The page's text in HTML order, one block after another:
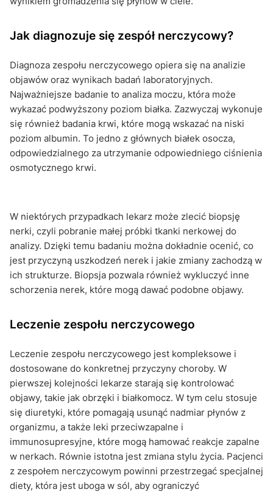
Jak diagnozuje się zespół nerczycowy?
Diagnoza zespołu nerczycowego opiera się na analizie
objawów oraz wynikach badań laboratoryjnych.
Najważniejsze badanie to analiza moczu, która może
wykazać podwyższony poziom białka. Zazwyczaj wykonuje
się również badania krwi, które mogą wskazać na niski
poziom albumin. To jedno z głównych białek osocza,
odpowiedzialnego za utrzymanie odpowiedniego ciśnienia
osmotycznego krwi.
W niektórych przypadkach lekarz może zlecić biopsję
nerki, czyli pobranie małej próbki tkanki nerkowej do
analizy. Dzięki temu badaniu można dokładnie ocenić, co
jest przyczyną uszkodzeń nerek i jakie zmiany zachodzą w
ich strukturze. Biopsja pozwala również wykluczyć inne
schorzenia nerek, które mogą dawać podobne objawy.
Leczenie zespołu nerczycowego
Leczenie zespołu nerczycowego jest kompleksowe i
dostosowane do konkretnej przyczyny choroby. W
pierwszej kolejności lekarze starają się kontrolować
objawy, takie jak obrzęki i białkomocz. W tym celu stosuje
się diuretyki, które pomagają usunąć nadmiar płynów z
organizmu, a także leki przeciwzapalne i
immunosupresyjne, które mogą hamować reakcje zapalne
w nerkach. Równie istotna jest zmiana stylu życia. Pacjenci
z zespołem nerczycowym powinni przestrzegać specjalnej
diety, która jest uboga w sól, aby ograniczyć